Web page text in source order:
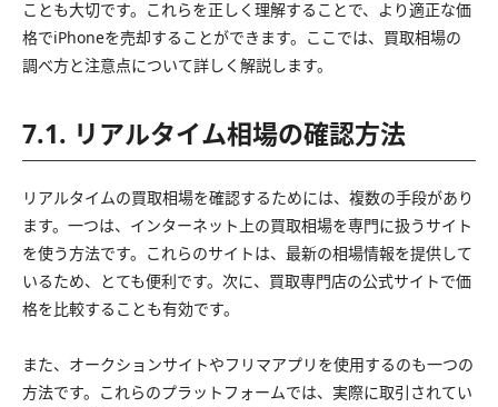
ことも大切です。これらを正しく理解することで、より適正な価
格でiPhoneを売却することができます。ここでは、買取相場の
調べ方と注意点について詳しく解説します。
7.1. リアルタイム相場の確認方法
リアルタイムの買取相場を確認するためには、複数の手段があり
ます。一つは、インターネット上の買取相場を専門に扱うサイト
を使う方法です。これらのサイトは、最新の相場情報を提供して
いるため、とても便利です。次に、買取専門店の公式サイトで価
格を比較することも有効です。
また、オークションサイトやフリマアプリを使用するのも一つの
方法です。これらのプラットフォームでは、実際に取引されてい